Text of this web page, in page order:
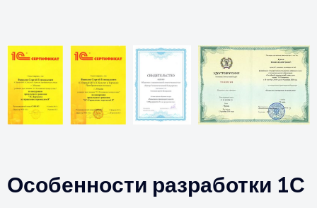
Особенности разработки 1С